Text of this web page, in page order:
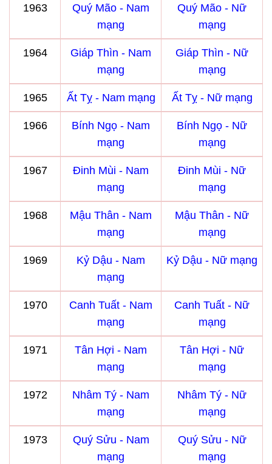
1963
Quý Mão - Nam
mạng
Quý Mão - Nữ
mạng
1964
Giáp Thìn - Nam
mạng
Giáp Thìn - Nữ
mạng
1965 Ất Tỵ - Nam mạng Ất Tỵ - Nữ mạng
1966
Bính Ngọ - Nam
mạng
Bính Ngọ - Nữ
mạng
1967
Đinh Mùi - Nam
mạng
Đinh Mùi - Nữ
mạng
1968
Mậu Thân - Nam
mạng
Mậu Thân - Nữ
mạng
1969
Kỷ Dậu - Nam
mạng
Kỷ Dậu - Nữ mạng
1970
Canh Tuất - Nam
mạng
Canh Tuất - Nữ
mạng
1971
Tân Hợi - Nam
mạng
Tân Hợi - Nữ
mạng
1972
Nhâm Tý - Nam
mạng
Nhâm Tý - Nữ
mạng
1973
Quý Sửu - Nam
mạng
Quý Sửu - Nữ
mạng